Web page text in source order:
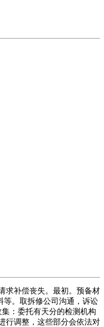
求补偿丧失。最初。预备材
等。取拆修公司沟通，诉讼
：委托有天分的检测机构
行调整，这些部分会依法对